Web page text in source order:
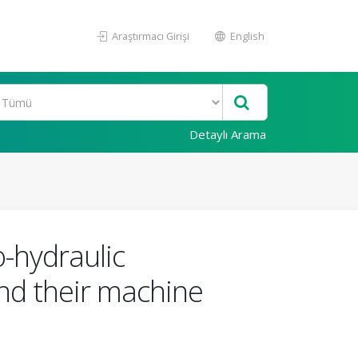
Araştırmacı Girişi English
Detaylı Arama
hydraulic
their machine